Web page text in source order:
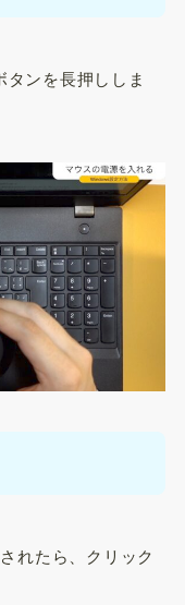
ンを長押ししま
れたら、クリック